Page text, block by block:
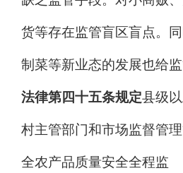
货等存在监管盲区盲点。
制菜等新业态的发展也给监
法律第四十五条规定县级
村主管部门和市场监督管
全农产品质量安全全程监